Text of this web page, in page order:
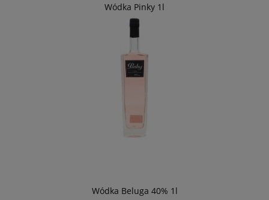
Wódka Pinky 1l
Wódka Beluga 40% 1l